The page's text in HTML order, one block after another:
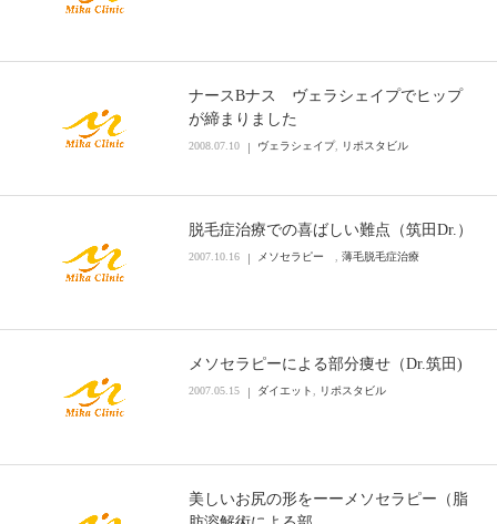
ナースBナス ヴェラシェイプでヒップ
が締まりました
2008.07.10 ヴェラシェイプ, リポスタビル
脱毛症治療での喜ばしい難点（筑田Dr.）
2007.10.16 メソセラピー 薄毛脱毛症治療
メソセラピーによる部分痩せ（Dr.筑田)
2007.05.15 ダイエット, リポスタビル
美しいお尻の形をーーメソセラピー（脂